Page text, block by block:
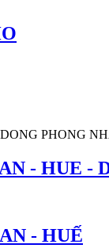
- HUE -
- HUẾ